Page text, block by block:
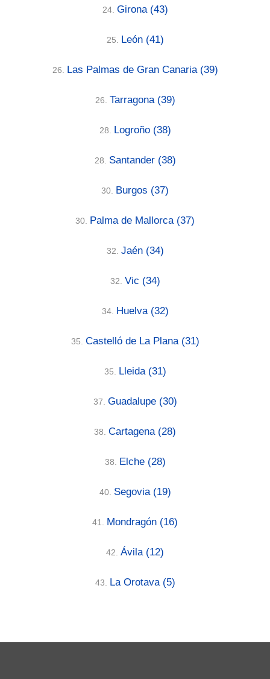
24. Girona (43)
25. León (41)
26. Las Palmas de Gran Canaria (39)
26. Tarragona (39)
28. Logroño (38)
28. Santander (38)
30. Burgos (37)
30. Palma de Mallorca (37)
32. Jaén (34)
32. Vic (34)
34. Huelva (32)
35. Castelló de La Plana (31)
35. Lleida (31)
37. Guadalupe (30)
38. Cartagena (28)
38. Elche (28)
40. Segovia (19)
41. Mondragón (16)
42. Ávila (12)
43. La Orotava (5)